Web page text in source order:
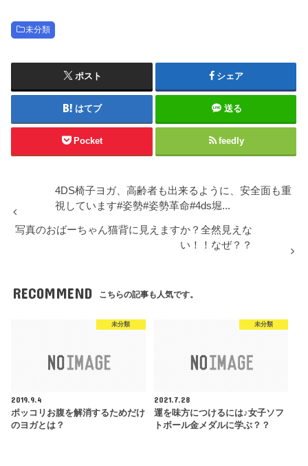
未分類
ポスト シェア
はてブ 送る
Pocket feedly
4DS椅子ヨガ、高齢者も出来るように、安全面も重
視しています#姿勢#姿勢革命#4ds堀...
写真のおばーちゃん猫背に見えますか？全然見えな
い！！なぜ？？
RECOMMEND こちらの記事も人気です。
未分類
2019.9.4
ポッコリお腹を解消するためだけ
のヨガとは？
未分類
2021.7.28
運を味方につけるには♪女子ソフ
トボール金メダルに学ぶ？？